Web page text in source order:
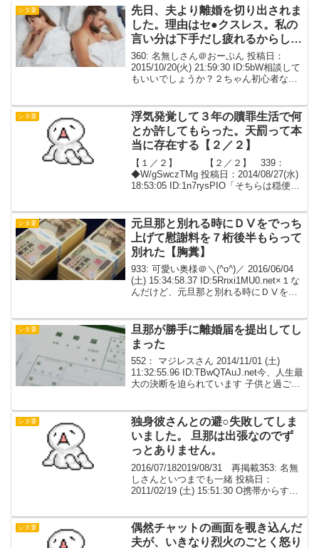
シタ妻
先日、夫より離婚を切り出されま
した。理由はセ●クスレス。私の
言い分は下手だし疲れるからした
くない。
360: 名無しさん＠おーぷん 投稿日：
2015/10/20(火) 21:59:30 ID:5bW相談して
もいいでしょうか？２ちゃん初心者なの
収３００万弱今年末から契約...
シタ妻
浮気発覚して３年の贖罪生活で何
とか許してもらった。天罰って本
当に存在する【２／２】
【１／２】 【２／２】 339：
◆W/gSwczTMg 投稿日：2014/08/27(水)
18:53:05 ID:1n7rysPIO「そちらは穏便に
が震えた「あ...
シタ妻
元旦那と別れる時にＤⅤをでっち
上げて慰謝料を７桁後半もらって
別れた【胸糞】
933: 可愛い奥様＠＼(^o^)／ 2016/06/04
(土) 15:34:58.37 ID:5Rnxi1MU0.net×１な
んだけど、元旦那と別れる時にＤⅤをで
シタ妻
旦那が勝手に離婚届を提出してし
まった
552： マジレスさん 2014/11/01 (土)
11:32:55.96 ID:TBwQTAuJ.net今、人生最
大の決断を迫られています 子供と過ごす
から憎い・...
シタ妻
独身彼さんとの避○失敗してしま
いました。 旦那は出張なのでず
っとありません。
2016/07/182019/08/31 再掲載353: 名無
しさんといつまでも一緒 投稿日：
2011/02/19 (土) 15:51:30 O携帯からすみ
敗してしま...
シタ妻
偶然チャットの画面を覗き込んだ
夫が、いきなり烈火のごとく怒り